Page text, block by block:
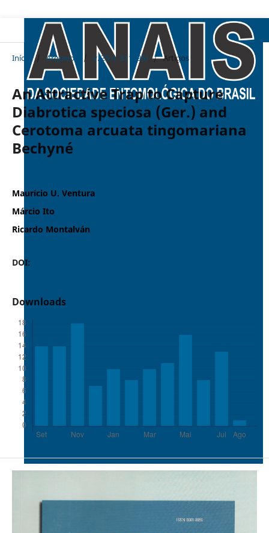
Início / Arquivos / v. 25 n. 3 (1996) / Artigos
An Attractive Trap to Capture
Diabrotica speciosa (Ger.) and
Cerotoma arcuata tingomariana
Bechyné
Maurício U. Ventura
Márcio Ito
Ricardo Montalván
DOI:
Downloads